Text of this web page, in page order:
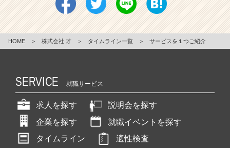
HOME ＞ 株式会社 才 ＞ タイムライン一覧 ＞ サービスを１つご紹介
SERVICE 就職サービス
求人を探す
説明会を探す
企業を探す
就職イベントを探す
タイムライン
適性検査